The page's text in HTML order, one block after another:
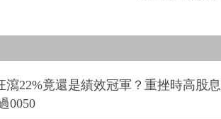
瀉22%竟還是績效冠軍？重挫時高股息
0050